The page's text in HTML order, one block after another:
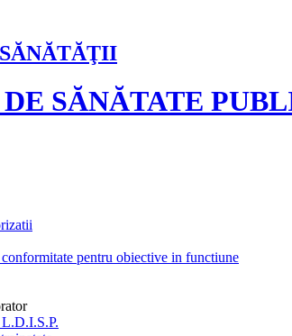
SĂNĂTATE
pentru obiective in functiune